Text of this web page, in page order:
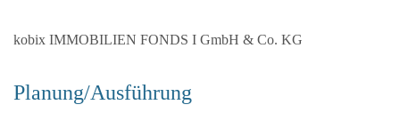
kobix IMMOBILIEN FONDS I GmbH & Co. KG
Planung/Ausführung